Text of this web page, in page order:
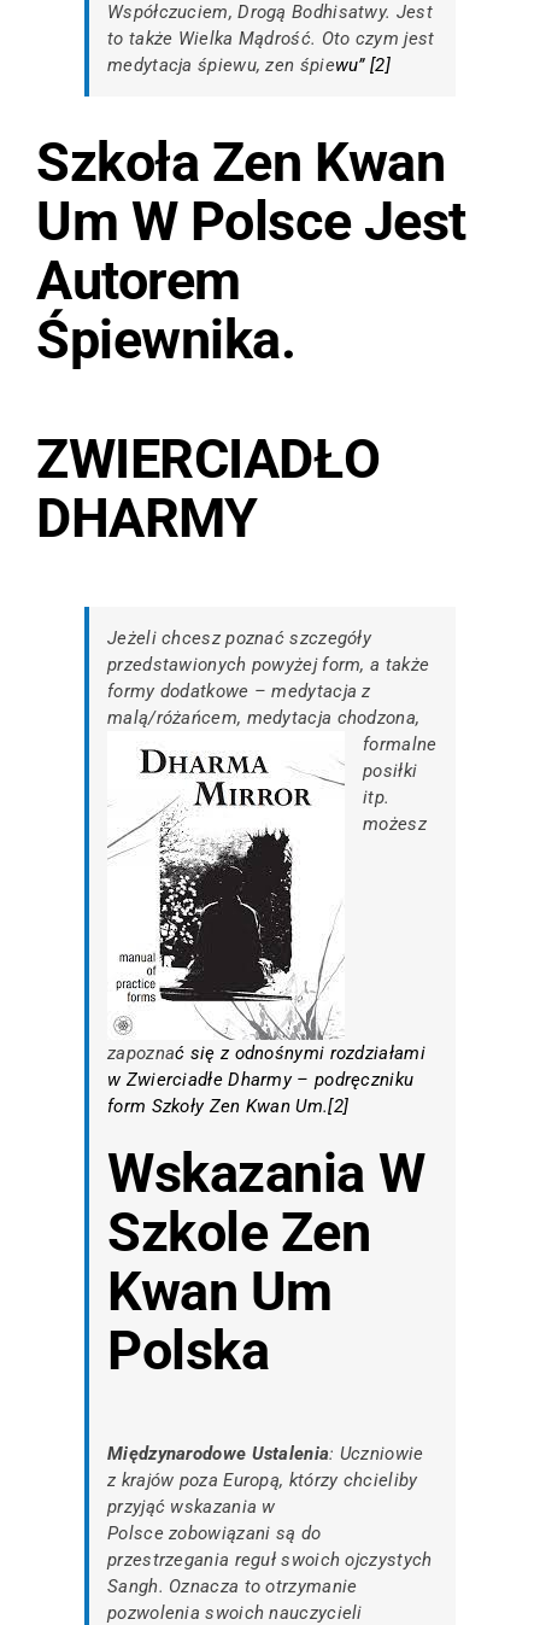
Współczuciem, Drogą Bodhisatwy. Jest
to także Wielka Mądrość. Oto czym jest
medytacja śpiewu, zen śpiewu” [2]
Szkoła Zen Kwan
Um W Polsce Jest
Autorem
Śpiewnika.
ZWIERCIADŁO
DHARMY
Jeżeli chcesz poznać szczegóły
przedstawionych powyżej form, a także
formy dodatkowe – medytacja z
malą/różańcem, medytacja chodzona,
formalne
posiłki
itp.
możesz
zapoznać się z odnośnymi rozdziałami
w Zwierciadłe Dharmy– podręczniku
form Szkoły Zen Kwan Um.[2]
Wskazania W
Szkole Zen
Kwan Um
Polska
Międzynarodowe Ustalenia: Uczniowie
z krajów poza Europą, którzy chcieliby
przyjąć wskazania w
Polsce zobowiązani są do
przestrzegania reguł swoich ojczystych
Sangh. Oznacza to otrzymanie
pozwolenia swoich nauczycieli